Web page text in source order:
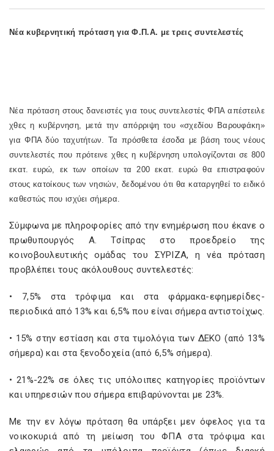
Νέα κυβερνητική πρόταση για Φ.Π.Α. με τρεις συντελεστές
Νέα πρόταση στους δανειστές για τους συντελεστές ΦΠΑ απέστειλε
χθες η κυβέρνηση, μετά την απόρριψη του «σχεδίου Βαρουφάκη»
για ΦΠΑ δύο ταχυτήτων. Τα πρόσθετα έσοδα με βάση τους νέους
συντελεστές που πρότεινε χθες η κυβέρνηση υπολογίζονται σε 800
εκατ. ευρώ, εκ των οποίων τα 200 εκατ. ευρώ θα επιστραφούν
στους κατοίκους των νησιών, δεδομένου ότι θα καταργηθεί το ειδικό
καθεστώς που ισχύει σήμερα.
Σύμφωνα με πληροφορίες από την ενημέρωση που έκανε ο
πρωθυπουργός Α. Τσίπρας στο προεδρείο της
κοινοβουλευτικής ομάδας του ΣΥΡΙΖΑ, η νέα πρόταση
προβλέπει τους ακόλουθους συντελεστές:
• 7,5% στα τρόφιμα και στα φάρμακα-εφημερίδες-
περιοδικά από 13% και 6,5% που είναι σήμερα αντιστοίχως.
• 15% στην εστίαση και στα τιμολόγια των ΔΕΚΟ (από 13%
σήμερα) και στα ξενοδοχεία (από 6,5% σήμερα).
• 21%-22% σε όλες τις υπόλοιπες κατηγορίες προϊόντων
και υπηρεσιών που σήμερα επιβαρύνονται με 23%.
Με την εν λόγω πρόταση θα υπάρξει μεν όφελος για τα
νοικοκυριά από τη μείωση του ΦΠΑ στα τρόφιμα και